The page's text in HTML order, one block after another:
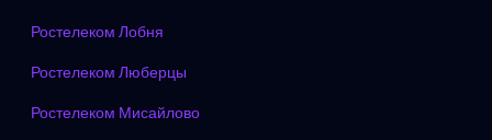
Ростелеком Лобня
Ростелеком Люберцы
Ростелеком Мисайлово